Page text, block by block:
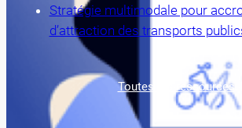
Stratégie multimodale pour
d’attraction des transports
Toutes les ressources